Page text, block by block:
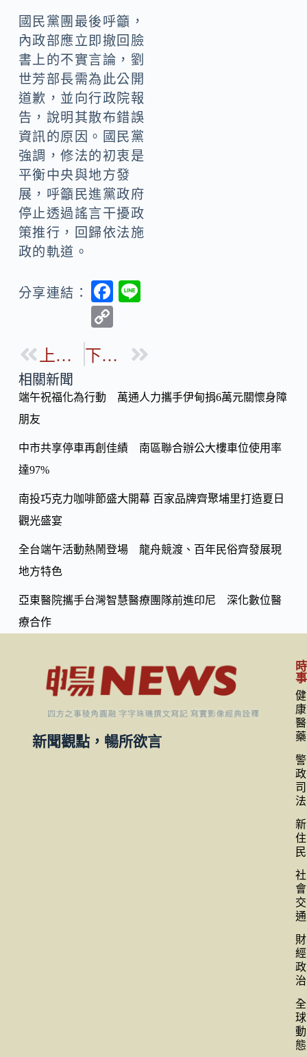
國民黨團最後呼籲，
內政部應立即撤回臉
書上的不實言論，劉
世芳部長需為此公開
道歉，並向行政院報
告，說明其散布錯誤
資訊的原因。國民黨
強調，修法的初衷是
平衡中央與地方發
展，呼籲民進黨政府
停止透過謠言干擾政
策推行，回歸依法施
政的軌道。
分享連結：
F
b
o
p
Li
k
上一篇 下一篇
相關新聞
端午祝福化為行動 萬通人力攜手伊甸捐6萬元關懷身障
朋友
中市共享停車再創佳績 南區聯合辦公大樓車位使用率
達97%
南投巧克力咖啡節盛大開幕 百家品牌齊聚埔里打造夏日
觀光盛宴
全台端午活動熱鬧登場 龍舟競渡、百年民俗齊發展現
地方特色
亞東醫院攜手台灣智慧醫療團隊前進印尼 深化數位醫
療合作
新聞觀點，暢所欲言
時
事
健
康
醫
藥
警
政
司
法
新
住
民
社
會
交
通
財
經
政
治
全
球
動
態